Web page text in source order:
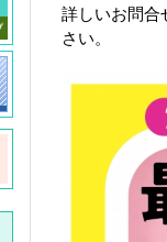
詳しいお問合
さい。